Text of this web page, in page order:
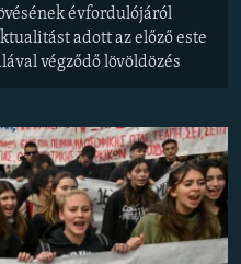
évfordulójáról
adott az előző este
végződő lövöldözés